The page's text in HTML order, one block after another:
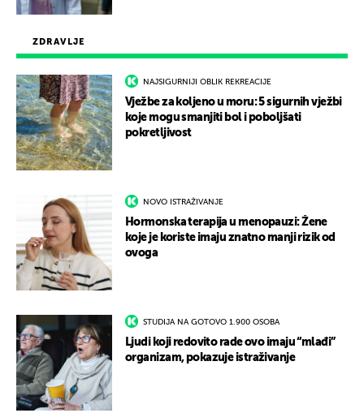
ZDRAVLJE
NAJSIGURNIJI OBLIK REKREACIJE
Vježbe za koljeno u moru: 5 sigurnih vježbi
koje mogu smanjiti bol i poboljšati
pokretljivost
NOVO ISTRAŽIVANJE
Hormonska terapija u menopauzi: Žene
koje je koriste imaju znatno manji rizik od
ovoga
STUDIJA NA GOTOVO 1.900 OSOBA
Ljudi koji redovito rade ovo imaju “mlađi”
organizam, pokazuje istraživanje